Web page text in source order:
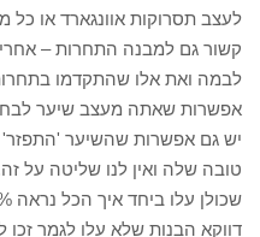
לעצב תסרוקות אוונגארד או כל
קשור גם למבנה התחרות –
לבמה ואת אלו שהתקדמו
אפשרות שאתה מעצב שיער
יש גם אפשרות שהשיער 'התפזר'
טובה שלה ואין לנו שליטה על
דווקא הבנות שלא עלו לגמר זכו